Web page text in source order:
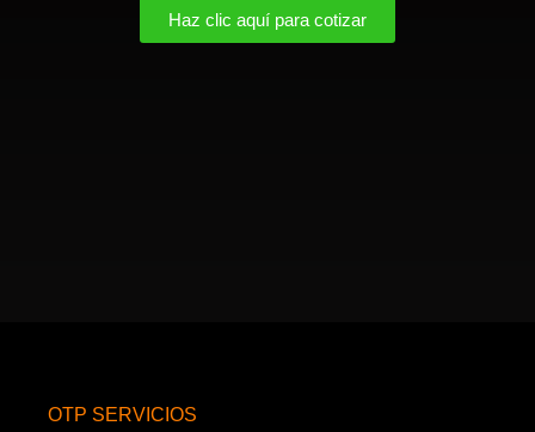
Haz clic aquí para cotizar
OTP SERVICIOS